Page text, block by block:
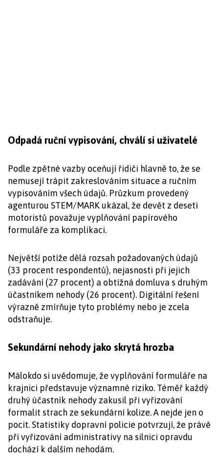
Odpadá ruční vypisování, chválí si uživatelé
Podle zpětné vazby oceňují řidiči hlavně to, že se
nemusejí trápit zakreslováním situace a ručním
vypisováním všech údajů. Průzkum provedený
agenturou STEM/MARK ukázal, že devět z deseti
motoristů považuje vyplňování papírového
formuláře za komplikaci.
Největší potíže dělá rozsah požadovaných údajů
(33 procent respondentů), nejasnosti při jejich
zadávání (27 procent) a obtížná domluva s druhým
účastníkem nehody (26 procent). Digitální řešení
výrazně zmírňuje tyto problémy nebo je zcela
odstraňuje.
Sekundární nehody jako skrytá hrozba
Málokdo si uvědomuje, že vyplňování formuláře na
krajnici představuje významné riziko. Téměř každý
druhý účastník nehody zakusil při vyřizování
formalit strach ze sekundární kolize. A nejde jen o
pocit. Statistiky dopravní policie potvrzují, že právě
při vyřizování administrativy na silnici opravdu
dochází k dalším nehodám.